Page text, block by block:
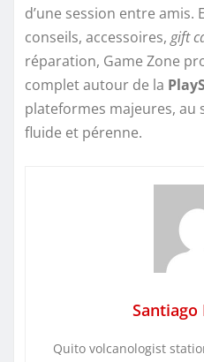
d’une session entre amis.
conseils, accessoires, gift
réparation, Game Zone
complet autour de la
plateformes majeures, au
fluide et pérenne.
Santiago
Quito volcanologist